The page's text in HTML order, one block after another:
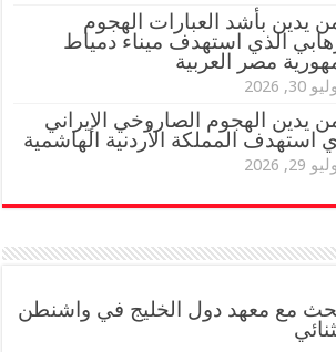
يدين بأشد العبارات الهجوم
الذي استهدف ميناء دمياط
مصر العربية
30, 2026
يدين الهجوم الصاروخي الإيراني
استهدف المملكة الأردنية الهاشمية
29, 2026
مع معهد دول الخليج في واشنطن